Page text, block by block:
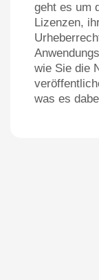
geht es um
Lizenzen,
wie Sie die
was es